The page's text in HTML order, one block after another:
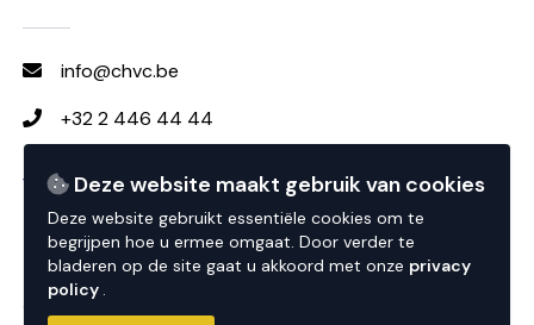
Deze website maakt gebruik van cookies
Deze website gebruikt essentiële cookies om te
begrijpen hoe u ermee omgaat. Door verder te
bladeren op de site gaat u akkoord met onze privacy
policy .
info@chvc.be
+32 2 446 44 44
VOLG CHVC